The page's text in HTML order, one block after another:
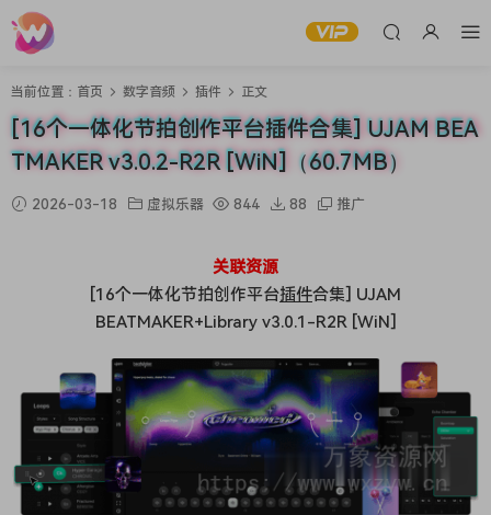
当前位置： 首页 数字音频 插件 正文
[16个一体化节拍创作平台插件合集] UJAM BEA
TMAKER v3.0.2-R2R [WiN]（60.7MB）
2026-03-18 虚拟乐器 844 88 推广
关联资源
[16个一体化节拍创作平台插件合集] UJAM
BEATMAKER+Library v3.0.1-R2R [WiN]